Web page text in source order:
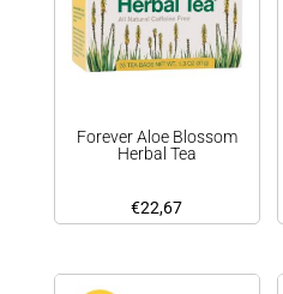
Forever Aloe Blossom
Herbal Tea
€22,67